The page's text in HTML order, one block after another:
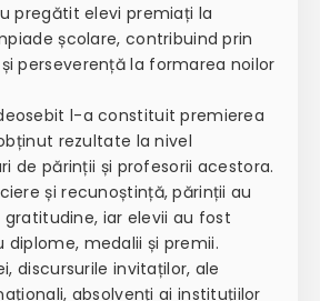
pregătit elevi premiați la
școlare, contribuind prin
perseverență la formarea noilor
l-a constituit premierea
rezultate la nivel
de părinții și profesorii acestora.
și recunoștință, părinții au
iar elevii au fost
medalii și premii.
discursurile invitaților, ale
absolvenți ai instituțiilor